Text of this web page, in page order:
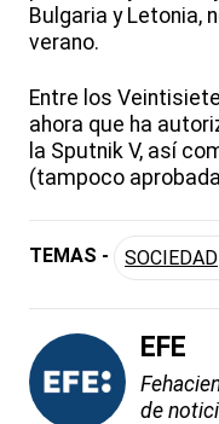
Bulgaria y Letonia,
verano.
Entre los
ahora que ha
la Sputnik V, así
(tampoco aprobada
TEMAS - SOCIEDAD
EFE
de